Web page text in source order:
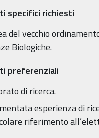
specifici richiesti
del vecchio
Biologiche.
preferenziali
di ricerca.
esperienza di
riferimento